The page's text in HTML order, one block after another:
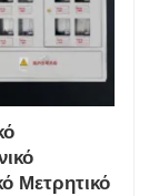
Μετρητικό